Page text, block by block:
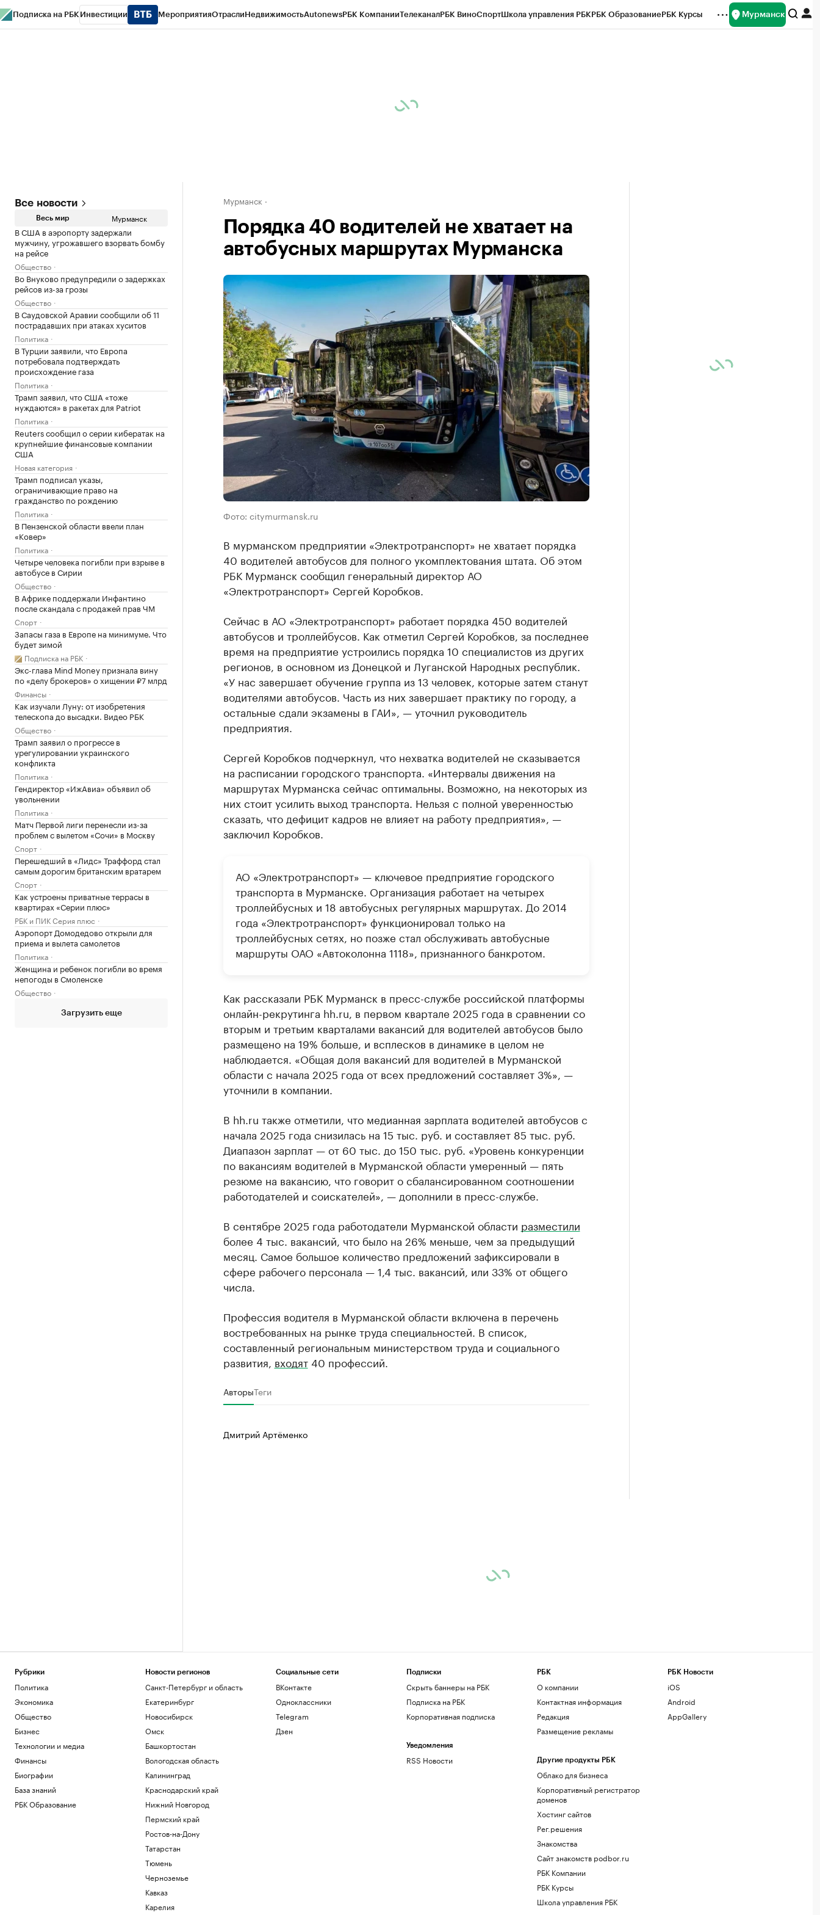
Подписка на РБК Инвестиции МероприятияОтраслиНедвижимостьAutonewsРБК КомпанииТелеканалРБК ВиноСпортШкола управления РБКРБК ОбразованиеРБК Курсы Мурманск
Все новости
Весь мир Мурманск
В США в аэропорту задержали
мужчину, угрожавшего взорвать бомбу
на рейсе
Общество
Во Внуково предупредили о задержках
рейсов из-за грозы
Общество
В Саудовской Аравии сообщили об 11
пострадавших при атаках хуситов
Политика
В Турции заявили, что Европа
потребовала подтверждать
происхождение газа
Политика
Трамп заявил, что США «тоже
нуждаются» в ракетах для Patriot
Политика
Reuters сообщил о серии кибератак на
крупнейшие финансовые компании
США
Новая категория
Трамп подписал указы,
ограничивающие право на
гражданство по рождению
Политика
В Пензенской области ввели план
«Ковер»
Политика
Четыре человека погибли при взрыве в
автобусе в Сирии
Общество
В Африке поддержали Инфантино
после скандала с продажей прав ЧМ
Спорт
Запасы газа в Европе на минимуме. Что
будет зимой
Подписка на РБК
Экс-глава Mind Money признала вину
по «делу брокеров» о хищении ₽7 млрд
Финансы
Как изучали Луну: от изобретения
телескопа до высадки. Видео РБК
Общество
Трамп заявил о прогрессе в
урегулировании украинского
конфликта
Политика
Гендиректор «ИжАвиа» объявил об
увольнении
Политика
Матч Первой лиги перенесли из-за
проблем с вылетом «Сочи» в Москву
Спорт
Перешедший в «Лидс» Траффорд стал
самым дорогим британским вратарем
Спорт
Как устроены приватные террасы в
квартирах «Серии плюс»
РБК и ПИК Серия плюс
Аэропорт Домодедово открыли для
приема и вылета самолетов
Политика
Женщина и ребенок погибли во время
непогоды в Смоленске
Общество
Загрузить еще
Мурманск
Порядка 40 водителей не хватает на
автобусных маршрутах Мурманска
Фото: citymurmansk.ru
В мурманском предприятии «Электротранспорт» не хватает порядка
40 водителей автобусов для полного укомплектования штата. Об этом
РБК Мурманск сообщил генеральный директор АО
«Электротранспорт» Сергей Коробков.
Сейчас в АО «Электротранспорт» работает порядка 450 водителей
автобусов и троллейбусов. Как отметил Сергей Коробков, за последнее
время на предприятие устроились порядка 10 специалистов из других
регионов, в основном из Донецкой и Луганской Народных республик.
«У нас завершает обучение группа из 13 человек, которые затем станут
водителями автобусов. Часть из них завершает практику по городу, а
остальные сдали экзамены в ГАИ», — уточнил руководитель
предприятия.
Сергей Коробков подчеркнул, что нехватка водителей не сказывается
на расписании городского транспорта. «Интервалы движения на
маршрутах Мурманска сейчас оптимальны. Возможно, на некоторых из
них стоит усилить выход транспорта. Нельзя с полной уверенностью
сказать, что дефицит кадров не влияет на работу предприятия», —
заключил Коробков.
АО «Электротранспорт» — ключевое предприятие городского
транспорта в Мурманске. Организация работает на четырех
троллейбусных и 18 автобусных регулярных маршрутах. До 2014
года «Электротранспорт» функционировал только на
троллейбусных сетях, но позже стал обслуживать автобусные
маршруты ОАО «Автоколонна 1118», признанного банкротом.
Как рассказали РБК Мурманск в пресс-службе российской платформы
онлайн-рекрутинга hh.ru, в первом квартале 2025 года в сравнении со
вторым и третьим кварталами вакансий для водителей автобусов было
размещено на 19% больше, и всплесков в динамике в целом не
наблюдается. «Общая доля вакансий для водителей в Мурманской
области с начала 2025 года от всех предложений составляет 3%», —
уточнили в компании.
В hh.ru также отметили, что медианная зарплата водителей автобусов с
начала 2025 года снизилась на 15 тыс. руб. и составляет 85 тыс. руб.
Диапазон зарплат — от 60 тыс. до 150 тыс. руб. «Уровень конкуренции
по вакансиям водителей в Мурманской области умеренный — пять
резюме на вакансию, что говорит о сбалансированном соотношении
работодателей и соискателей», — дополнили в пресс-службе.
В сентябре 2025 года работодатели Мурманской области разместили
более 4 тыс. вакансий, что было на 26% меньше, чем за предыдущий
месяц. Самое большое количество предложений зафиксировали в
сфере рабочего персонала — 1,4 тыс. вакансий, или 33% от общего
числа.
Профессия водителя в Мурманской области включена в перечень
востребованных на рынке труда специальностей. В список,
составленный региональным министерством труда и социального
развития, входят40 профессий.
АвторыТеги
Дмитрий Артёменко
Рубрики
Политика
Экономика
Общество
Бизнес
Технологии и медиа
Финансы
Биографии
База знаний
РБК Образование
Новости регионов
Санкт-Петербург и область
Екатеринбург
Новосибирск
Омск
Башкортостан
Вологодская область
Калининград
Краснодарский край
Нижний Новгород
Пермский край
Ростов-на-Дону
Татарстан
Тюмень
Черноземье
Кавказ
Карелия
Социальные сети
ВКонтакте
Одноклассники
Telegram
Дзен
Подписки
Скрыть баннеры на РБК
Подписка на РБК
Корпоративная подписка
Уведомления
RSS Новости
РБК
О компании
Контактная информация
Редакция
Размещение рекламы
Другие продукты РБК
Облако для бизнеса
Корпоративный регистратор
доменов
Хостинг сайтов
Рег.решения
Знакомства
Сайт знакомств podbor.ru
РБК Компании
РБК Курсы
Школа управления РБК
РБК Новости
iOS
Android
AppGallery